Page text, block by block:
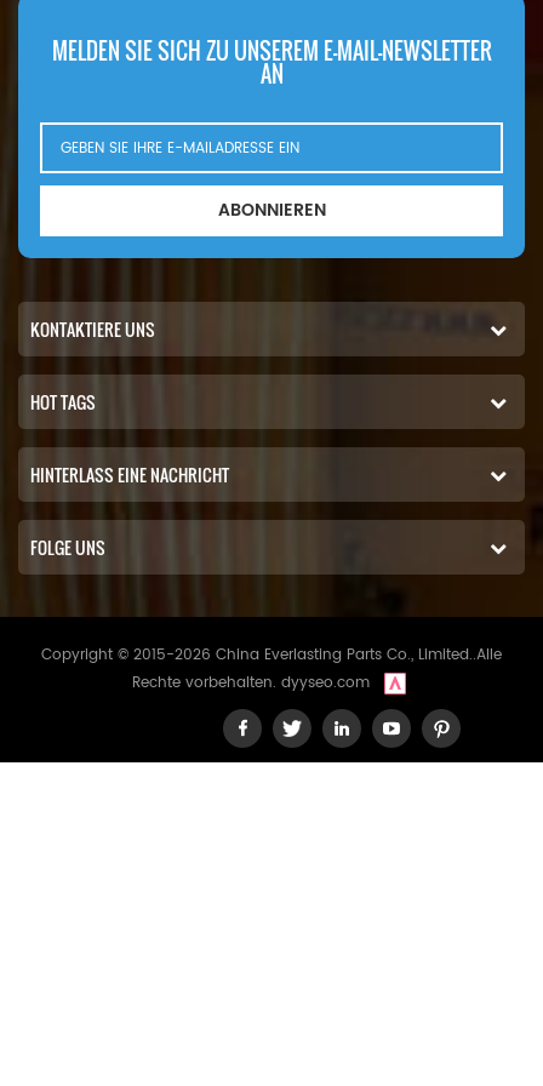
MELDEN SIE SICH ZU UNSEREM E-MAIL-NEWSLETTER
AN
ABONNIEREN
KONTAKTIERE UNS
HOT TAGS
HINTERLASS EINE NACHRICHT
FOLGE UNS
Copyright © 2015-2026 China Everlasting Parts Co., Limited..Alle
Rechte vorbehalten. dyyseo.com